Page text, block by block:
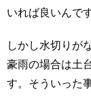
いれば良いんです
しかし水切りが
豪雨の場合は土
す。そういった